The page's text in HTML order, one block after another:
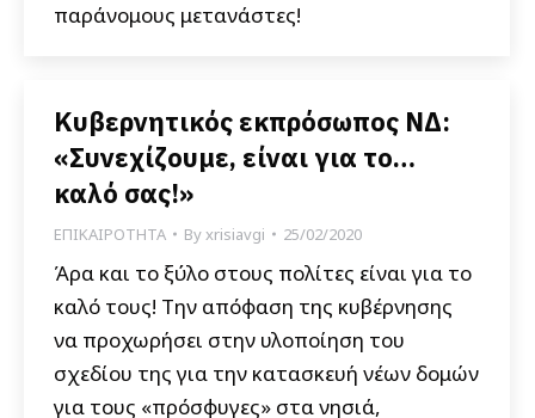
παράνομους μετανάστες!
Κυβερνητικός εκπρόσωπος ΝΔ:
«Συνεχίζουμε, είναι για το…
καλό σας!»
ΕΠΙΚΑΙΡΟΤΗΤΑ Byxrisiavgi 25/02/2020
Άρα και το ξύλο στους πολίτες είναι για το
καλό τους! Την απόφαση της κυβέρνησης
να προχωρήσει στην υλοποίηση του
σχεδίου της για την κατασκευή νέων δομών
για τους «πρόσφυγες» στα νησιά,